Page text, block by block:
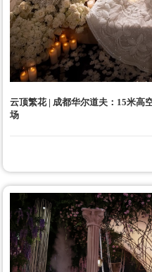
云顶繁花 | 成都华尔道夫：15米高
场